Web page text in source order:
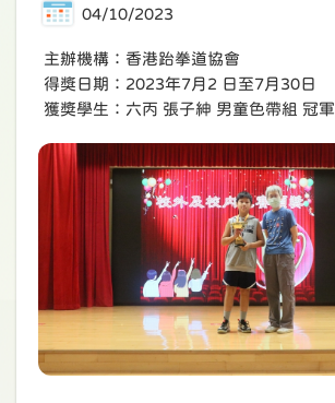
04/10/2023
主辦機構：香港跆拳道協會
得獎日期：2023年7月2 日至7月30日
獲奬學生：六丙 張子紳 男童色帶組 冠軍